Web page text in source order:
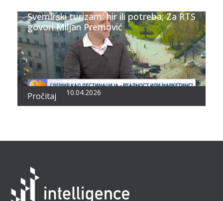
Svemirski turizam: hir ili potreba; Za RTS
govori Miljan Premović
Pročitaj 10.04.2026